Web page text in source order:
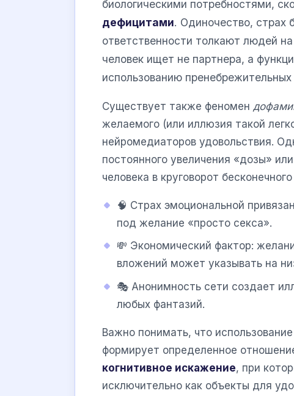
биологическими потребностями,
дефицитами. Одиночество, страх
ответственности толкают людей
человек ищет не партнера, а
использованию пренебрежительных
Существует также феномен
желаемого (или иллюзия такой
нейромедиаторов удовольствия.
постоянного увеличения «дозы»
человека в круговорот
🧠 Страх эмоциональной
под желание «просто секса».
💸 Экономический фактор:
вложений может указывать на
🎭 Анонимность сети создает
любых фантазий.
Важно понимать, что
формирует определенное
когнитивное искажение, при
исключительно как объекты для